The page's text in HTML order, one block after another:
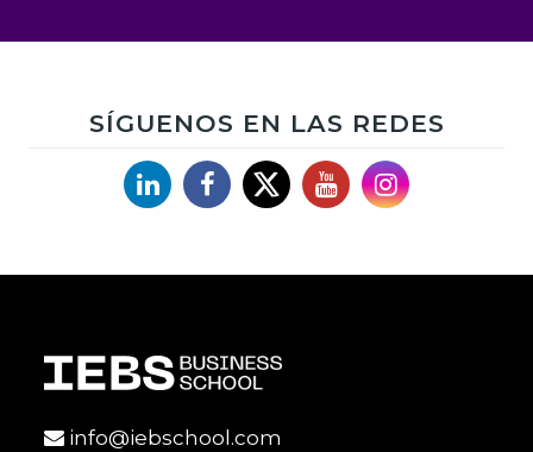
SÍGUENOS EN LAS REDES
LinkedinFacebook
X YouTubeInstagram
info@iebschool.com